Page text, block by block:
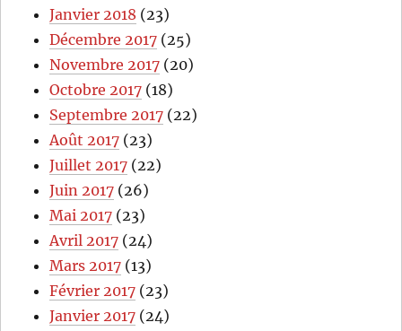
Janvier 2018 (23)
Décembre 2017 (25)
Novembre 2017 (20)
Octobre 2017 (18)
Septembre 2017 (22)
Août 2017 (23)
Juillet 2017 (22)
Juin 2017 (26)
Mai 2017 (23)
Avril 2017 (24)
Mars 2017 (13)
Février 2017 (23)
Janvier 2017 (24)